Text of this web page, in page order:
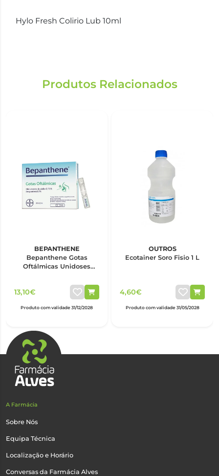
Hylo Fresh Colirio Lub 10ml
Produtos Relacionados
BEPANTHENE
Bepanthene Gotas
Oftálmicas Unidoses
13,10€
Produto com validade 31/12/2028
OUTROS
Ecotainer Soro Fisio 1 L
4,60€
Produto com validade 31/05/2028
A Farmácia
Sobre Nós
Equipa Técnica
Localização e Horário
Conversas da Farmácia Alves